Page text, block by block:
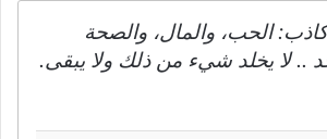
كاذب: الحب، والمال، والصحة
.. لا يخلد شيء من ذلك ولا يبقى.